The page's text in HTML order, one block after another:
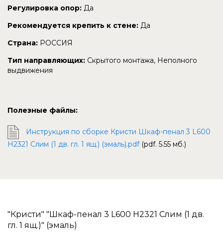
"Кристи" "Шкаф-пенал 3 L600 H2321 Слим (1 дв.
гл. 1 ящ.)" (эмаль)
Регулировка опор: Да
Рекомендуется крепить к стене: Да
Страна: РОССИЯ
Тип направляющих: Скрытого монтажа, Неполного
выдвижения
Полезные файлы:
Инструкция по сборке Кристи Шкаф-пенал 3 L600
H2321 Слим (1 дв. гл. 1 ящ.) (эмаль).pdf (pdf. 5.55 мб.)